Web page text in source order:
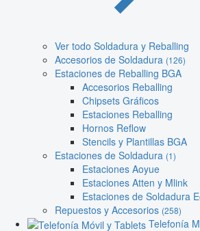
Ver todo Soldadura y Reballing
Accesorios de Soldadura (126)
Estaciones de Reballing BGA
Accesorios Reballing
Chipsets Gráficos
Estaciones Reballing
Hornos Reflow
Stencils y Plantillas BGA
Estaciones de Soldadura (1)
Estaciones Aoyue
Estaciones Atten y Mlink
Estaciones de Soldadura
Repuestos y Accesorios (258)
Telefonía